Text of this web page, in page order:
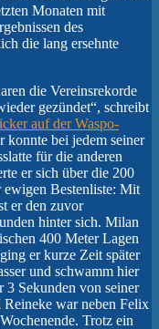
Monaten mit
des
die lang ersehnte
die Vereinsrekorde
gezündet“, schreibt
auf der Waspo-
konnte bei jedem seiner
für die anderen
er sich über die 200
ewigen Bestenliste: Mit
er den zuvor
hinter sich. Milan
400 Meter Lagen
er kurze Zeit später
und schwamm hier
Sekunden von seiner
Reineke war neben Felix
Trotz ein